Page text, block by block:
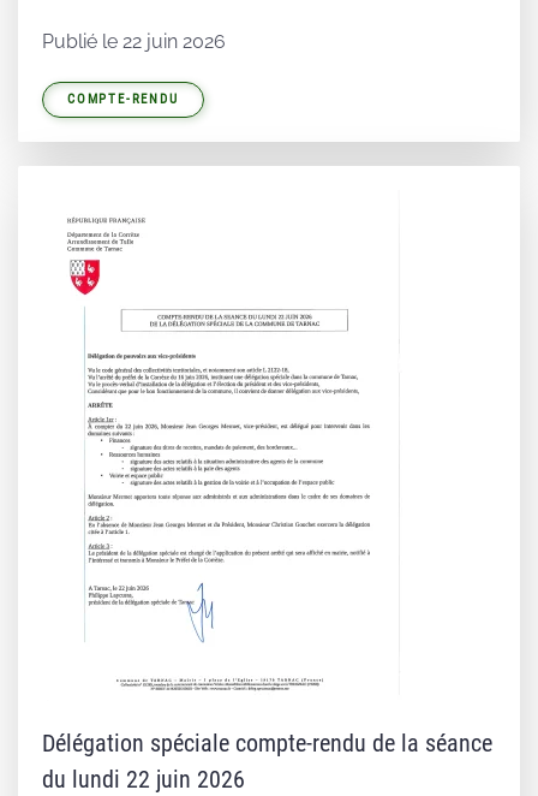
Publié le 22 juin 2026
COMPTE-RENDU
Délégation spéciale compte-rendu de la séance
du lundi 22 juin 2026